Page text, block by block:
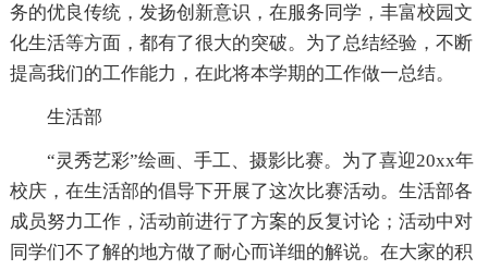
务的优良传统，发扬创新意识，在服务同学，丰富校园文
化生活等方面，都有了很大的突破。为了总结经验，不断
提高我们的工作能力，在此将本学期的工作做一总结。
生活部
“灵秀艺彩”绘画、手工、摄影比赛。为了喜迎20xx年
校庆，在生活部的倡导下开展了这次比赛活动。生活部各
成员努力工作，活动前进行了方案的反复讨论；活动中对
同学们不了解的地方做了耐心而详细的解说。在大家的积